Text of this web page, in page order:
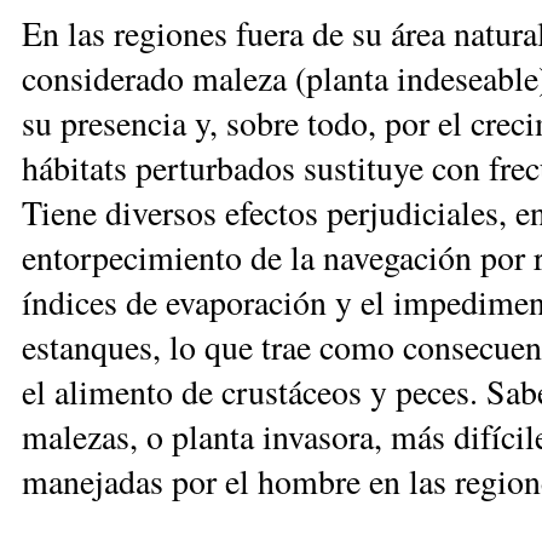
En las regiones fuera de su área
considerado maleza (planta
su presencia y, sobre todo, por el
hábitats perturbados sustituye con
Tiene diversos efectos perjudiciales,
entorpecimiento de la navegación
índices de evaporación y el
estanques, lo que trae como
el alimento de crustáceos y peces.
malezas, o planta invasora, más
manejadas por el hombre en las